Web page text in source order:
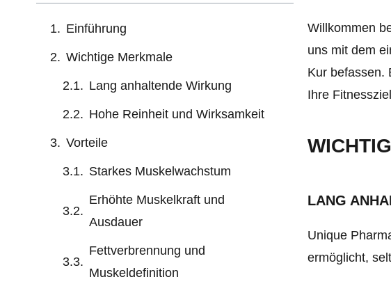
Einführung
Wichtige Merkmale
Lang anhaltende Wirkung
Hohe Reinheit und Wirksamkeit
Vorteile
Starkes Muskelwachstum
Erhöhte Muskelkraft und
Ausdauer
Fettverbrennung und
Muskeldefinition
Willkommen
uns mit dem
Kur befassen.
Ihre
LANG
Unique
ermöglicht,